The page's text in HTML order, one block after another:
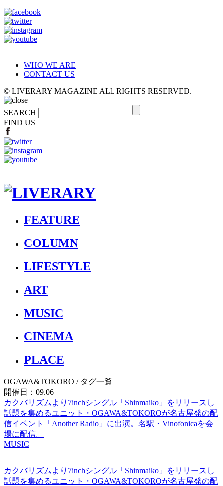
WHO WE ARE
CONTACT US
© LIVERARY MAGAZINE ALL RIGHTS RESERVED.
SEARCH
FIND US
FEATURE
COLUMN
LIFESTYLE
ART
MUSIC
CINEMA
PLACE
OGAWA&TOKORO / タグ一覧
開催日：09.06
カクバリズムより7inchシングル「Shinmaiko」をリリースし
話題を集めるユニット・OGAWA&TOKOROが名古屋発の配
信イベント「Another Radio」に出演。名駅・Vinofonicaを会
場に配信。
MUSIC
カクバリズムより7inchシングル「Shinmaiko」をリリースし
話題を集めるユニット・OGAWA&TOKOROが名古屋発の配